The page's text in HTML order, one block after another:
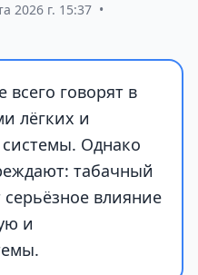
2026 г. 15:37 •
говорят в
лёгких и
системы. Однако
табачный
влияние
и